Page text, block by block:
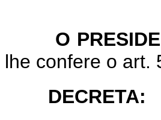
O
lhe confere o art.
DECRETA: